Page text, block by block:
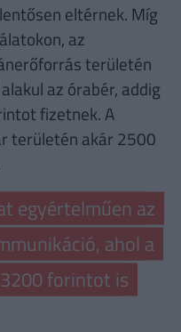
eltérnek. Míg
az
területén
az órabér, addig
fizetnek. A
területén akár 2500
egyértelműen az
ahol a
forintot is